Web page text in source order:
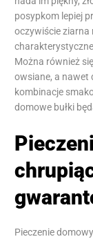
posypkom lepiej
oczywiście ziarna
Można również
owsiane, a nawet
kombinacje
domowe bułki
Pieczenie